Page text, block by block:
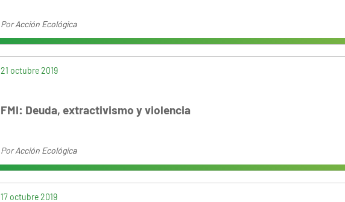
PorAcción Ecológica
21 octubre 2019
FMI: Deuda, extractivismo y violencia
PorAcción Ecológica
17 octubre 2019